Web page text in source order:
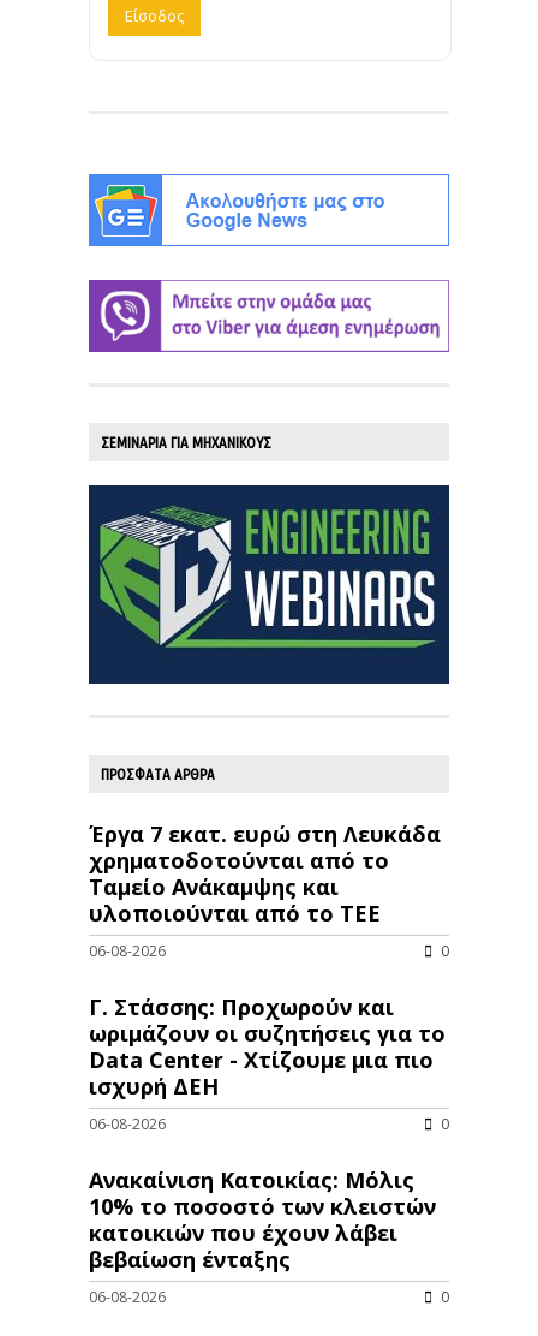
ΣΕΜΙΝΑΡΙΑ ΓΙΑ ΜΗΧΑΝΙΚΟΥΣ
ΠΡΟΣΦΑΤΑ ΑΡΘΡΑ
Έργα 7 εκατ. ευρώ στη Λευκάδα
χρηματοδοτούνται από το
Ταμείο Ανάκαμψης και
υλοποιούνται από το ΤΕΕ
06-08-2026 0
Γ. Στάσσης: Προχωρούν και
ωριμάζουν οι συζητήσεις για το
Data Center - Χτίζουμε μια πιο
ισχυρή ΔΕΗ
06-08-2026 0
Ανακαίνιση Κατοικίας: Μόλις
10% το ποσοστό των κλειστών
κατοικιών που έχουν λάβει
βεβαίωση ένταξης
06-08-2026 0